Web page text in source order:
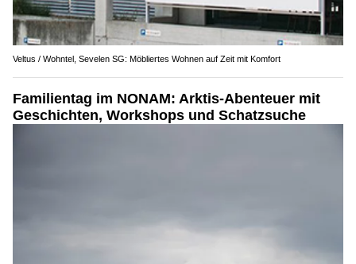
Veltus / Wohntel, Sevelen SG: Möbliertes Wohnen auf Zeit mit Komfort
Familientag im NONAM: Arktis-Abenteuer mit
Geschichten, Workshops und Schatzsuche